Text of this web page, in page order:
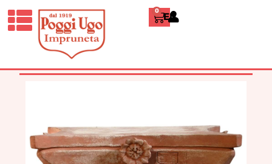
0 ENGLISH
HOME/CLASSICI
VASI
ORNAMENTALI E ARREDI
CORINZIO